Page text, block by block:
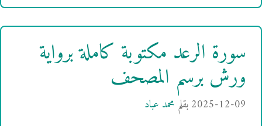
سورة الرعد مكتوبة كاملة برواية
ورش برسم المصحف
2025-12-09بقلم محمد عباد